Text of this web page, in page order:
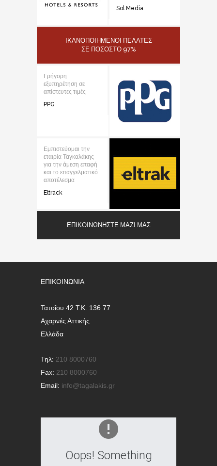
Sol Media
ΙΚΑΝΟΠΟΙΗΜΕΝΟΙ ΠΕΛΑΤΕΣ
ΣΕ ΠΟΣΟΣΤΟ 97%
Γρήγορη
εξυπηρέτηση σε
απίστευτες τιμές
PPG
Εμπιστεύομαι την
εταιρία Ταγκαλάκης
για την άμεση επαφή
και το επαγγελματικό
αποτέλεσμα
Eltrack
ΕΠΙΚΟΙΝΩΝΉΣΤΕ ΜΑΖΊ ΜΑΣ
ΕΠΙΚΟΙΝΩΝΊΑ
Τατοΐου 42 Τ.Κ. 136 77
Αχαρνές Αττικής
Ελλάδα
Τηλ: 210 8000760
Fax: 210 8000760
Email: info@tagalakis.gr
Oops! Something